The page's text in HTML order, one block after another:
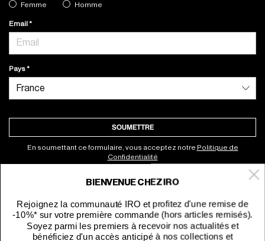
Femme Homme
Email
Pays
SOUMETTRE
En soumettant ce formulaire, vous acceptez notre Politique de
Confidentialité
Service clients
BIENVENUE CHEZ IRO
Rejoignez la communauté IRO et profitez d'une remise de
-10%* sur votre première commande (hors articles remisés).
Soyez parmi les premiers à recevoir nos actualités et
bénéficiez d'un accès anticipé à nos collections et